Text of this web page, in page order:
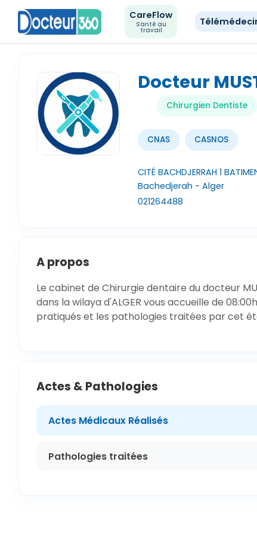
CareFlow
Santé au
travail
Docteur
Chirurgien Dentiste
CNAS CASNOS
CITÉ BACHDJERRAH 1
Bachedjerah - Alger
021264488
A propos
Le cabinet de Chirurgie dentaire du docteur
dans la wilaya d'ALGER vous accueille de
pratiqués et les pathologies traitées par cet
Actes & Pathologies
Actes Médicaux Réalisés
Pathologies traitées